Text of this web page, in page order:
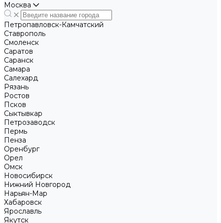
Москва
Петропавловск-Камчатский
Ставрополь
Смоленск
Саратов
Саранск
Самара
Салехард
Рязань
Ростов
Псков
Сыктывкар
Петрозаводск
Пермь
Пенза
Оренбург
Орел
Омск
Новосибирск
Нижний Новгород
Нарьян-Мар
Хабаровск
Ярославль
Якутск